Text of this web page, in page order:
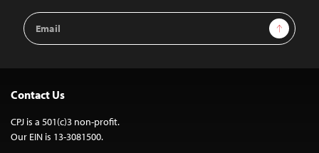
Email
Address
Sign Up
Contact Us
CPJ is a 501(c)3 non-profit.
Our EIN is 13-3081500.